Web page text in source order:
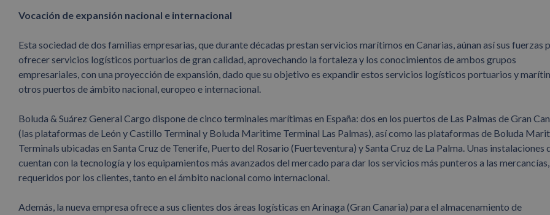
Vocación de expansión nacional e internacional
Esta sociedad de dos familias empresarias, que durante décadas prestan servicios marítimos en Canarias, aúnan así sus fuerzas
ofrecer servicios logísticos portuarios de gran calidad, aprovechando la fortaleza y los conocimientos de ambos grupos
empresariales, con una proyección de expansión, dado que su objetivo es expandir estos servicios logísticos portuarios y
otros puertos de ámbito nacional, europeo e internacional.
Boluda & Suárez General Cargo dispone de cinco terminales marítimas en España: dos en los puertos de Las Palmas de Gran
(las plataformas de León y Castillo Terminal y Boluda Maritime Terminal Las Palmas), así como las plataformas de Boluda
Terminals ubicadas en Santa Cruz de Tenerife, Puerto del Rosario (Fuerteventura) y Santa Cruz de La Palma. Unas instalaciones
cuentan con la tecnología y los equipamientos más avanzados del mercado para dar los servicios más punteros a las mercancías,
requeridos por los clientes, tanto en el ámbito nacional como internacional.
Además, la nueva empresa ofrece a sus clientes dos áreas logísticas en Arinaga (Gran Canaria) para el almacenamiento de